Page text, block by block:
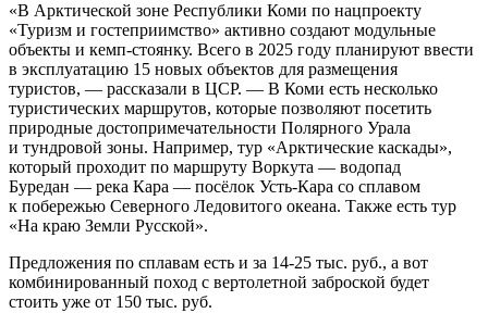
«В Арктической зоне Республики Коми по нацпроекту
«Туризм и гостеприимство» активно создают модульные
объекты и кемп-стоянку. Всего в 2025 году планируют ввести
в эксплуатацию 15 новых объектов для размещения
туристов, — рассказали в ЦСР. — В Коми есть несколько
туристических маршрутов, которые позволяют посетить
природные достопримечательности Полярного Урала
и тундровой зоны. Например, тур «Арктические каскады»,
который проходит по маршруту Воркута — водопад
Буредан — река Кара — посёлок Усть-Кара со сплавом
к побережью Северного Ледовитого океана. Также есть тур
«На краю Земли Русской».
Предложения по сплавам есть и за 14-25 тыс. руб., а вот
комбинированный поход с вертолетной заброской будет
стоить уже от 150 тыс. руб.